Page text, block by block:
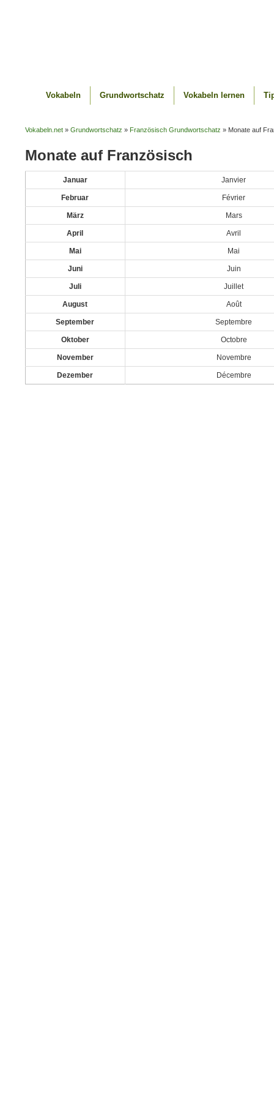
Vokabeln Grundwortschatz Vokabeln lernen
Vokabeln.net» Grundwortschatz » Französisch Grundwortschatz » Monate auf
Monate auf Französisch
Januar Janvier
Februar Février
März Mars
April Avril
Mai Mai
Juni Juin
Juli Juillet
August Août
September Septembre
Oktober Octobre
November Novembre
Dezember Décembre